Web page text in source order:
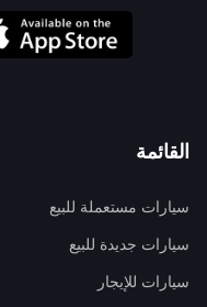
القائمة
سيارات مستعملة للبيع
سيارات جديدة للبيع
سيارات للإيجار